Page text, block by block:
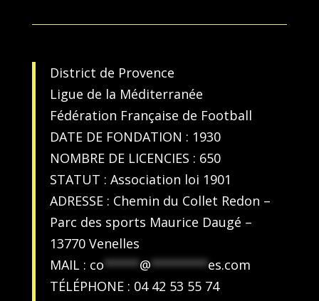
District de Provence
Ligue de la Méditerranée
Fédération Française de Football
DATE DE FONDATION : 1930
NOMBRE DE LICENCIES : 650
STATUT : Association loi 1901
ADRESSE : Chemin du Collet Redon –
Parc des sports Maurice Daugé –
13770 Venelles
MAIL : co*****@********es.com
TÉLÉPHONE : 04 42 53 55 74